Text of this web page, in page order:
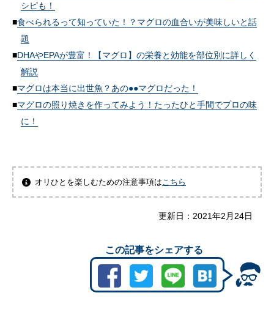
シピも！
食べられるって知っていた！？マグロの血合いが美味しいと話
題
DHAやEPAが豊富！【マグロ】の栄養と効能を部位別に詳しく
解説
マグロは本当に出世魚？あの●●マグロだった！
マグロの照り焼きを作ってみよう！たったひと手間でプロの味
に！
オリひとを楽しむための注意事項はこちら
更新日： 2021年2月24日
この記事をシェアする